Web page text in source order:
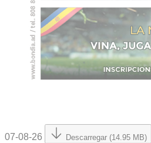
07-08-26 Descarregar (14.95 MB)